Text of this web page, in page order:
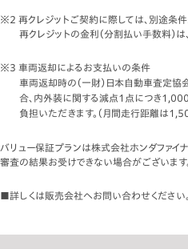
※2 再クレジットご契約に際しては、別途条件
再クレジットの金利（分割払い手数料）
※3 車両返却によるお支払いの条件
車両返却時の（一財）日本自動車査定
合、内外装に関する減点1点につき
負担いただきます。（月間走行距離は
バリュー保証プランは株式会社ホンダファイ
審査の結果お受けできない場合がございます。
■詳しくは販売会社へお問い合わせください。